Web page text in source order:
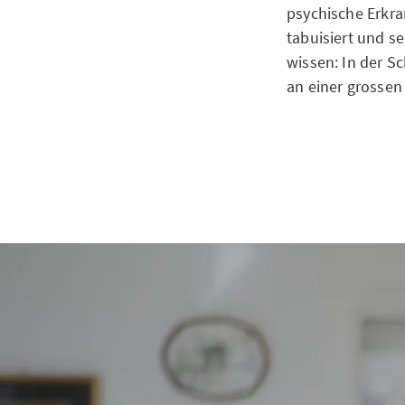
psychische
tabuisiert und
wissen: In der
an einer
Offen
Arbeit
Doch wenn
Krankheitsfälle
Thema
Angehörigen
mit